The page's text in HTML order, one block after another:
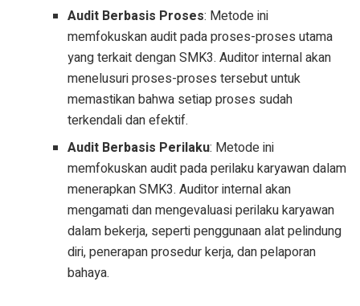
Audit Berbasis Proses: Metode ini
memfokuskan audit pada proses-proses utama
yang terkait dengan SMK3. Auditor internal akan
menelusuri proses-proses tersebut untuk
memastikan bahwa setiap proses sudah
terkendali dan efektif.
Audit Berbasis Perilaku: Metode ini
memfokuskan audit pada perilaku karyawan dalam
menerapkan SMK3. Auditor internal akan
mengamati dan mengevaluasi perilaku karyawan
dalam bekerja, seperti penggunaan alat pelindung
diri, penerapan prosedur kerja, dan pelaporan
bahaya.